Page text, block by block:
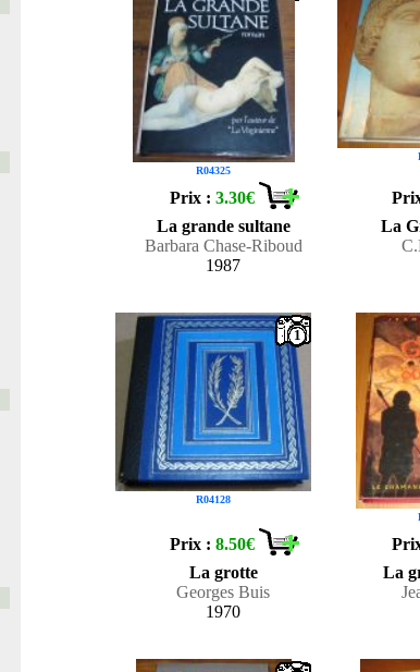
R04325
Prix :3.30€
La grande sultane
Barbara Chase-Riboud
1987
La
R04128
1
Prix :8.50€
La grotte
Georges Buis
1970
La